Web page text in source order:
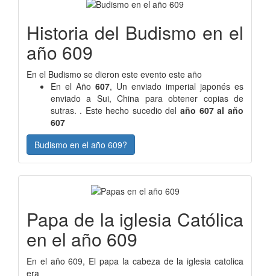
Historia del Budismo en el
año 609
En el Budismo se dieron este evento este año
En el Año 607, Un enviado imperial japonés es
enviado a Sui, China para obtener copias de
sutras. . Este hecho sucedio del año 607 al año
607
Budismo en el año 609?
Papa de la iglesia Católica
en el año 609
En el año 609, El papa la cabeza de la iglesia catolica
era